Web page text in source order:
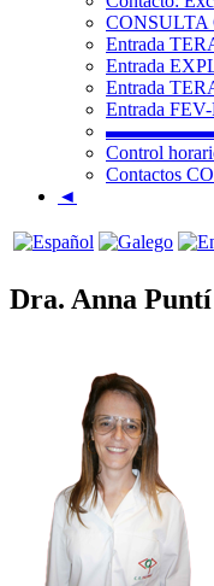
CONSULTA
Entrada
Entrada
Entrada
Entrada
Control
Contactos
◄
Dra. Anna Puntí